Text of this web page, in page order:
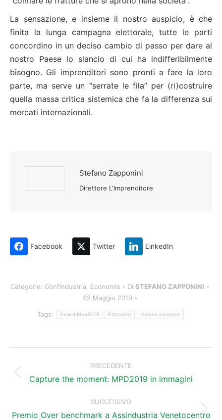
La sensazione, e insieme il nostro auspicio, è che
finita la lunga campagna elettorale, tutte le parti
concordino in un deciso cambio di passo per dare al
nostro Paese lo slancio di cui ha indifferibilmente
bisogno. Gli imprenditori sono pronti a fare la loro
parte, ma serve un “serrate le fila” per (ri)costruire
quella massa critica sistemica che fa la differenza sui
mercati internazionali.
Stefano Zapponini
Direttore L'Imprenditore
Facebook Twitter LinkedIn
Categorie: Confindustria Economia Di STEFANO ZAPPONINI
22 Maggio 2019
Tags: Assemblea2019 Editoriale Unione europea
tra
PRECEDENTE
Post
Capture the moment: MPD2019 in immagini
SUCCESSIVO
Prossimo
Premio Over benchmark a Assindustria Venetocentro